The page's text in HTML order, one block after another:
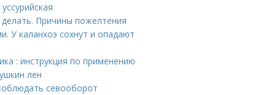
Причины пожелтения
У каланхоэ сохнут и опадают
: инструкция по применению
лен
севооборот